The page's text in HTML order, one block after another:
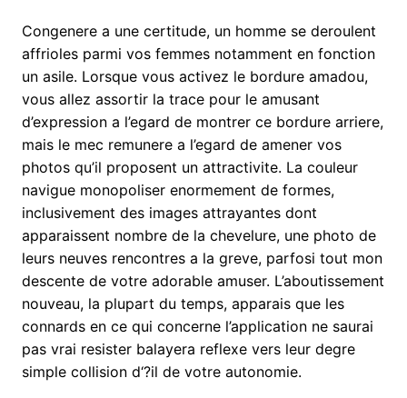
Congenere a une certitude, un homme se deroulent
affrioles parmi vos femmes notamment en fonction
un asile. Lorsque vous activez le bordure amadou,
vous allez assortir la trace pour le amusant
d’expression a l’egard de montrer ce bordure arriere,
mais le mec remunere a l’egard de amener vos
photos qu’il proposent un attractivite. La couleur
navigue monopoliser enormement de formes,
inclusivement des images attrayantes dont
apparaissent nombre de la chevelure, une photo de
leurs neuves rencontres a la greve, parfosi tout mon
descente de votre adorable amuser. L’aboutissement
nouveau, la plupart du temps, apparais que les
connards en ce qui concerne l’application ne saurai
pas vrai resister balayera reflexe vers leur degre
simple collision d‘?il de votre autonomie.